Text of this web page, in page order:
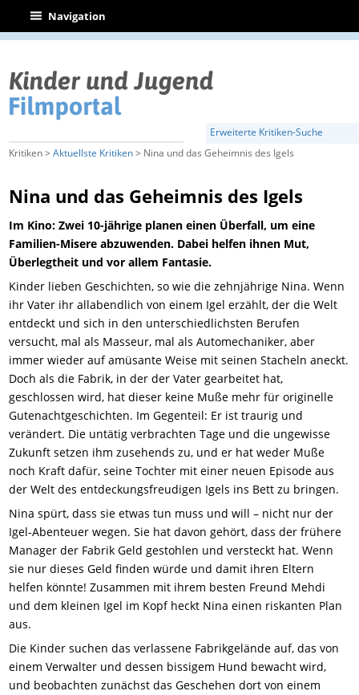
| Navigation
Erweiterte Kritiken-Suche
Kritiken >Aktuellste Kritiken> Nina und das Geheimnis des Igels
Nina und das Geheimnis des Igels
Im Kino: Zwei 10-jährige planen einen Überfall, um eine
Familien-Misere abzuwenden. Dabei helfen ihnen Mut,
Überlegtheit und vor allem Fantasie.
Kinder lieben Geschichten, so wie die zehnjährige Nina. Wenn
ihr Vater ihr allabendlich von einem Igel erzählt, der die Welt
entdeckt und sich in den unterschiedlichsten Berufen
versucht, mal als Masseur, mal als Automechaniker, aber
immer wieder auf amüsante Weise mit seinen Stacheln aneckt.
Doch als die Fabrik, in der der Vater gearbeitet hat,
geschlossen wird, hat dieser keine Muße mehr für originelle
Gutenachtgeschichten. Im Gegenteil: Er ist traurig und
verändert. Die untätig verbrachten Tage und die ungewisse
Zukunft setzen ihm zusehends zu, und er hat weder Muße
noch Kraft dafür, seine Tochter mit einer neuen Episode aus
der Welt des entdeckungsfreudigen Igels ins Bett zu bringen.
Nina spürt, dass sie etwas tun muss und will – nicht nur der
Igel-Abenteuer wegen. Sie hat davon gehört, dass der frühere
Manager der Fabrik Geld gestohlen und versteckt hat. Wenn
sie nur dieses Geld finden würde und damit ihren Eltern
helfen könnte! Zusammen mit ihrem besten Freund Mehdi
und dem kleinen Igel im Kopf heckt Nina einen riskanten Plan
aus.
Die Kinder suchen das verlassene Fabrikgelände auf, das von
einem Verwalter und dessen bissigem Hund bewacht wird,
und beobachten zunächst das Geschehen dort von einem